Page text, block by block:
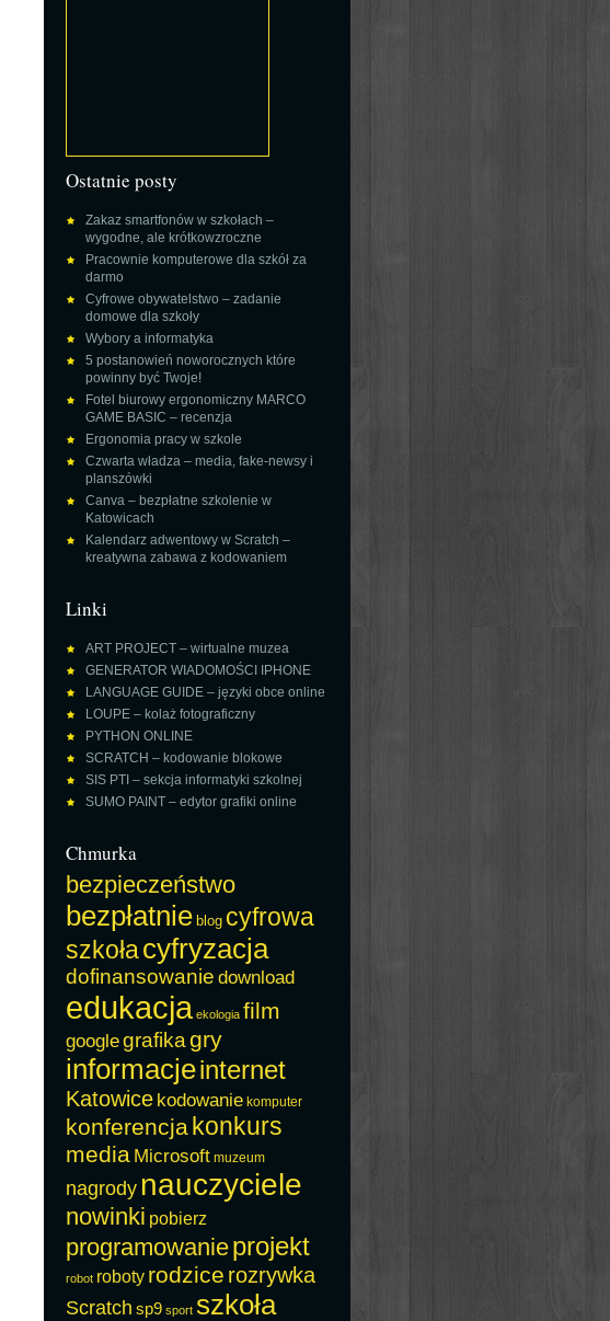
Ostatnie posty
Zakaz smartfonów w szkołach –
wygodne, ale krótkowzroczne
Pracownie komputerowe dla szkół za
darmo
Cyfrowe obywatelstwo – zadanie
domowe dla szkoły
Wybory a informatyka
5 postanowień noworocznych które
powinny być Twoje!
Fotel biurowy ergonomiczny MARCO
GAME BASIC – recenzja
Ergonomia pracy w szkole
Czwarta władza – media, fake-newsy i
planszówki
Canva – bezpłatne szkolenie w
Katowicach
Kalendarz adwentowy w Scratch –
kreatywna zabawa z kodowaniem
Linki
ART PROJECT – wirtualne muzea
GENERATOR WIADOMOŚCI IPHONE
LANGUAGE GUIDE – języki obce online
LOUPE – kolaż fotograficzny
PYTHON ONLINE
SCRATCH – kodowanie blokowe
SIS PTI – sekcja informatyki szkolnej
SUMO PAINT – edytor grafiki online
Chmurka
bezpieczeństwo
bezpłatnie blog cyfrowa
szkołacyfryzacja
dofinansowanie download
edukacja ekologia film
googlegrafikagry
informacjeinternet
Katowice kodowanie komputer
konferencjakonkurs
media Microsoft muzeum
nagrody nauczyciele
nowinki pobierz
programowanieprojekt
robot roboty rodzice rozrywka
Scratch sp9 sport szkoła